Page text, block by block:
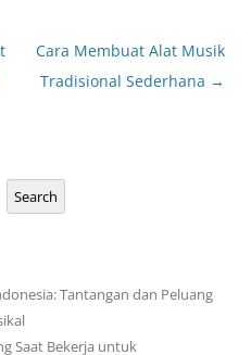
Cara Membuat Alat Musik
Tradisional Sederhana →
Search
Tantangan dan Peluang
Saat Bekerja untuk